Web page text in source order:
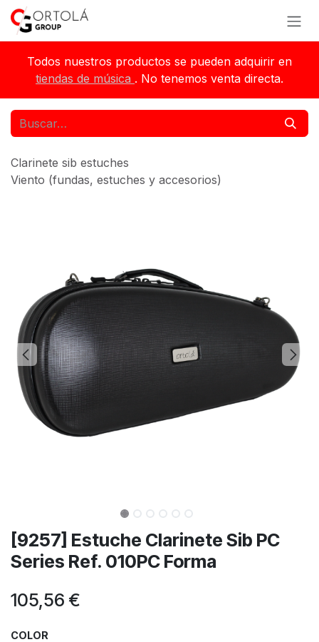
Ir al contenido
Todos nuestros productos se pueden adquirir en
tiendas de música . No tenemos venta directa.
Clarinete sib estuches
Viento (fundas, estuches y accesorios)
[9257] Estuche Clarinete Sib PC
Series Ref. 010PC Forma
105,56 €
COLOR